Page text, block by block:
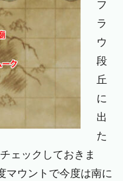
フ
ラ
ウ
段
丘
に
出
た
ェックしておきま
マウントで今度は南に